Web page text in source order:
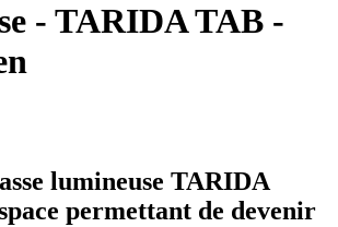
- TARIDA TAB -
lumineuse TARIDA
permettant de devenir